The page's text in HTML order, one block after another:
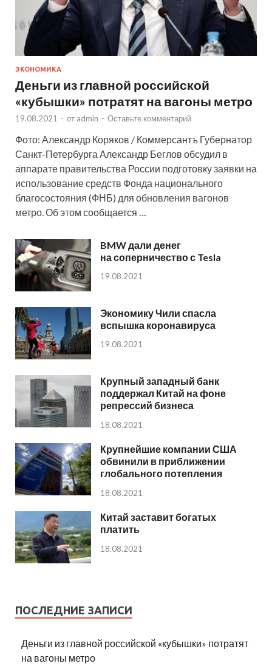
ЭКОНОМИКА
Деньги из главной российской
«кубышки» потратят на вагоны метро
19.08.2021 - от admin - Оставьте комментарий
Фото: Александр Коряков / Коммерсантъ Губернатор
Санкт-Петербурга Александр Беглов обсудил в
аппарате правительства России подготовку заявки на
использование средств Фонда национального
благосостояния (ФНБ) для обновления вагонов
метро. Об этом сообщается …
BMW дали денег
на соперничество с Tesla
19.08.2021
Экономику Чили спасла
вспышка коронавируса
19.08.2021
Крупный западный банк
поддержал Китай на фоне
репрессий бизнеса
18.08.2021
Крупнейшие компании США
обвинили в приближении
глобального потепления
18.08.2021
Китай заставит богатых
платить
18.08.2021
ПОСЛЕДНИЕ ЗАПИСИ
Деньги из главной российской «кубышки» потратят
на вагоны метро